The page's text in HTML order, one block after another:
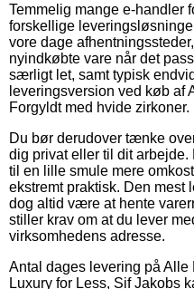
Temmelig mange e-handler
forskellige
vore dage
nyindkøbte vare når det
særligt let, samt typisk
leveringsversion ved køb af
Forgyldt med hvide zirkoner.
Du bør derudover tænke
dig privat eller til dit
til en lille smule mere
ekstremt praktisk. Den mest
dog altid være at hente
stiller krav om at du lever
virksomhedens adresse.
Antal dages levering på Alle
Luxury for Less, Sif Jakobs